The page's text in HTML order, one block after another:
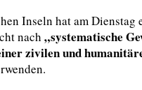
Inseln hat am
nach „systematische
zivilen und